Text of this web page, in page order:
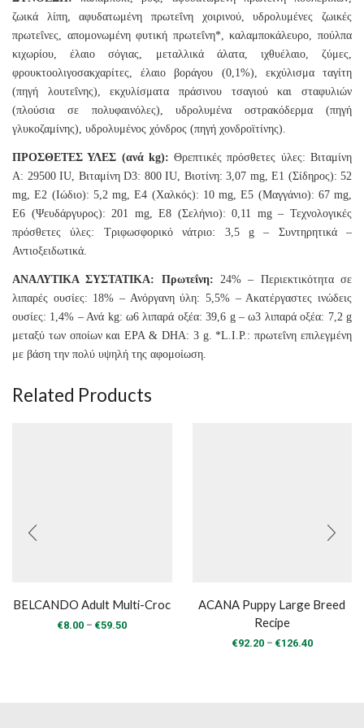
ζωικά λίπη, αφυδατωμένη πρωτεΐνη χοιρινού, υδρολυμένες ζωικές
πρωτεΐνες, απομονωμένη φυτική πρωτεΐνη*, καλαμποκάλευρο, πούλπα
κιχωρίου, έλαιο σόγιας, μεταλλικά άλατα, ιχθυέλαιο, ζύμες,
φρουκτοολιγοσακχαρίτες, έλαιο βοράγου (0,1%), εκχύλισμα ταγίτη
(πηγή λουτεΐνης), εκχυλίσματα πράσινου τσαγιού και σταφυλιών
(πλούσια σε πολυφαινόλες), υδρολυμένα οστρακόδερμα (πηγή
γλυκοζαμίνης), υδρολυμένος χόνδρος (πηγή χονδροϊτίνης).
ΠΡΟΣΘΕΤΕΣ ΥΛΕΣ (ανά kg): Θρεπτικές πρόσθετες ύλες: Βιταμίνη
A: 29500 IU, Βιταμίνη D3: 800 IU, Βιοτίνη: 3,07 mg, E1 (Σίδηρος): 52
mg, E2 (Ιώδιο): 5,2 mg, E4 (Χαλκός): 10 mg, E5 (Μαγγάνιο): 67 mg,
E6 (Ψευδάργυρος): 201 mg, E8 (Σελήνιο): 0,11 mg – Τεχνολογικές
πρόσθετες ύλες: Τριφωσφορικό νάτριο: 3,5 g – Συντηρητικά –
Αντιοξειδωτικά.
ΑΝΑΛΥΤΙΚΑ ΣΥΣΤΑΤΙΚΑ: Πρωτεΐνη: 24% – Περιεκτικότητα σε
λιπαρές ουσίες: 18% – Ανόργανη ύλη: 5,5% – Ακατέργαστες ινώδεις
ουσίες: 1,4% – Ανά kg: ω6 λιπαρά οξέα: 39,6 g – ω3 λιπαρά οξέα: 7,2 g
μεταξύ των οποίων και EPA & DHA: 3 g. *L.I.P.: πρωτεΐνη επιλεγμένη
με βάση την πολύ υψηλή της αφομοίωση.
Related Products
BELCANDO Adult Multi-Croc
€8.00 – €59.50Price
ACANA Puppy Large Breed
Recipe
€92.20 – €126.40Price